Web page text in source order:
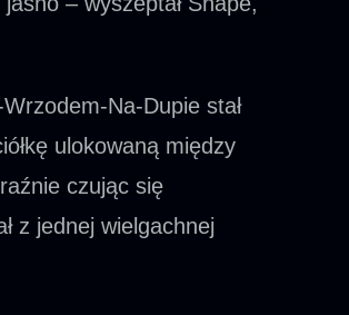
Na-Dupie stał
ulokowaną między
czując się
z jednej wielgachnej